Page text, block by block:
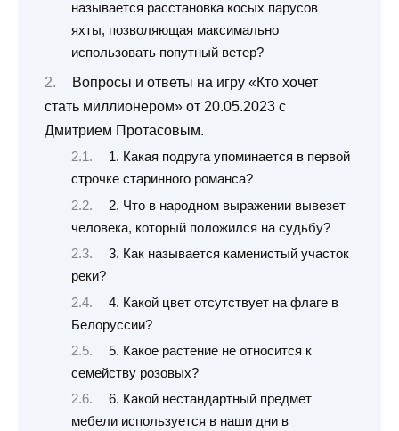
называется расстановка косых парусов
яхты, позволяющая максимально
использовать попутный ветер?
Вопросы и ответы на игру «Кто хочет
стать миллионером» от 20.05.2023 с
Дмитрием Протасовым.
1. Какая подруга упоминается в первой
строчке старинного романса?
2. Что в народном выражении вывезет
человека, который положился на судьбу?
3. Как называется каменистый участок
реки?
4. Какой цвет отсутствует на флаге в
Белоруссии?
5. Какое растение не относится к
семейству розовых?
6. Какой нестандартный предмет
мебели используется в наши дни в